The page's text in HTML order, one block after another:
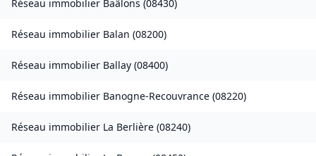
Réseau immobilier Baâlons (08430)
Réseau immobilier Balan (08200)
Réseau immobilier Ballay (08400)
Réseau immobilier Banogne-Recouvrance (08220)
Réseau immobilier La Berlière (08240)